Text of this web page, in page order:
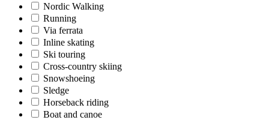
Nordic Walking
Running
Via ferrata
Inline skating
Ski touring
Cross-country skiing
Snowshoeing
Sledge
Horseback riding
Boat and canoe